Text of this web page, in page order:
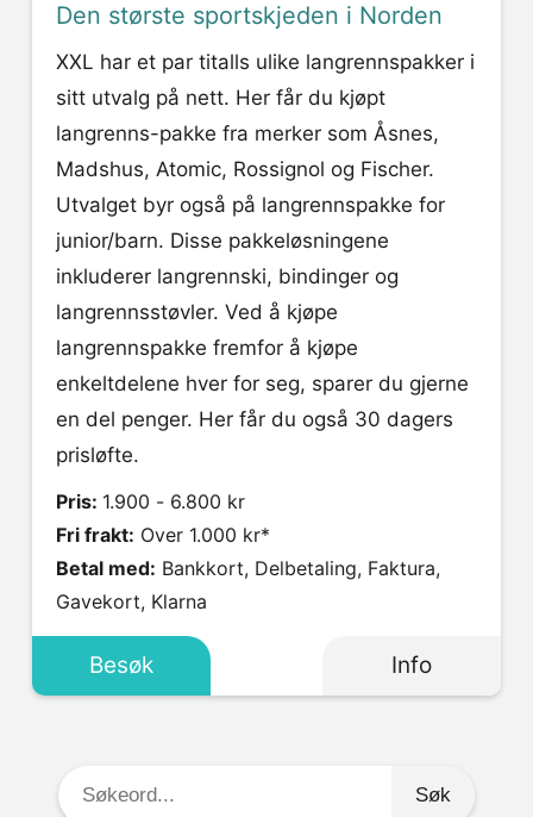
Den største sportskjeden i Norden
XXL har et par titalls ulike langrennspakker i
sitt utvalg på nett. Her får du kjøpt
langrenns-pakke fra merker som Åsnes,
Madshus, Atomic, Rossignol og Fischer.
Utvalget byr også på langrennspakke for
junior/barn. Disse pakkeløsningene
inkluderer langrennski, bindinger og
langrennsstøvler. Ved å kjøpe
langrennspakke fremfor å kjøpe
enkeltdelene hver for seg, sparer du gjerne
en del penger. Her får du også 30 dagers
prisløfte.
Pris: 1.900 - 6.800 kr
Fri frakt: Over 1.000 kr*
Betal med:
Gavekort, Klarna
Besøk Info
Søkeord: